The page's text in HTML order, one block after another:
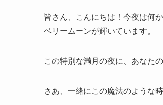
皆さん、こんにちは！今夜は何
ベリームーンが輝いています。
この特別な満月の夜に、あなた
さあ、一緒にこの魔法のような